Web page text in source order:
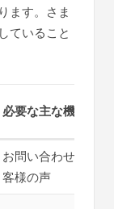
ます。さま
ていること
必要な主な機能
お問い合わせフォ
客様の声